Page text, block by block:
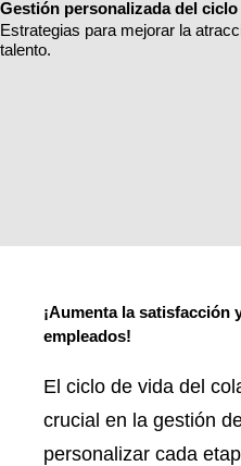
Gestión personalizada del
Estrategias para mejorar la
talento.
¡Aumenta la satisfacción
empleados!
El ciclo de vida del
crucial en la gestión
personalizar cada